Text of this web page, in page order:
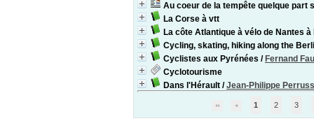
Au coeur de la tempête quelque part
La Corse à vtt
La côte Atlantique à vélo de Nantes
Cycling, skating, hiking along the
Cyclistes aux Pyrénées / Fernand
Cyclotourisme
Dans l'Hérault /Jean-Philippe
1 2 3